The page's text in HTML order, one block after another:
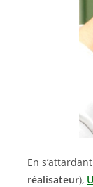
En
réalisateur),